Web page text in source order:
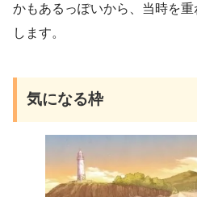
かもあるっぽいから、当時を
します。
気になる枠